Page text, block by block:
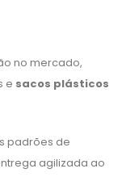
no mercado,
e sacos plásticos
padrões de
agilizada ao